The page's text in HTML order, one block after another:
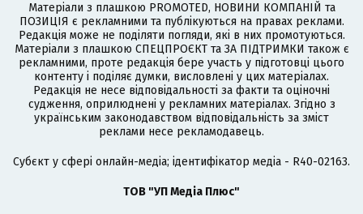
Матеріали з плашкою PROMOTED, НОВИНИ КОМПАНІЙ та
ПОЗИЦІЯ є рекламними та публікуються на правах реклами.
Редакція може не поділяти погляди, які в них промотуються.
Матеріали з плашкою СПЕЦПРОЄКТ та ЗА ПІДТРИМКИ також є
рекламними, проте редакція бере участь у підготовці цього
контенту і поділяє думки, висловлені у цих матеріалах.
Редакція не несе відповідальності за факти та оціночні
судження, оприлюднені у рекламних матеріалах. Згідно з
українським законодавством відповідальність за зміст
реклами несе рекламодавець.
Cубєкт у сфері онлайн-медіа; ідентифікатор медіа - R40-02163.
ТОВ "УП Медіа Плюс"